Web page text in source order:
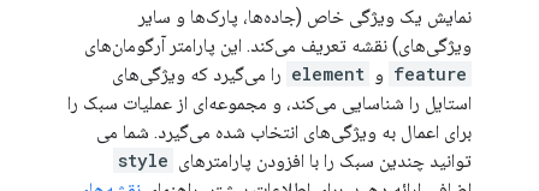
نمایش یک ویژگی خاص (جاده‌ها، پارک‌ها و سایر
ویژگی‌های) نقشه تعریف می‌کند. این پارامتر آرگومان‌های
feature و element را می‌گیرد که ویژگی‌های
استایل را شناسایی می‌کند، و مجموعه‌ای از عملیات سبک را
برای اعمال به ویژگی‌های انتخاب شده می‌گیرد. شما می
توانید چندین سبک را با افزودن پارامترهای style